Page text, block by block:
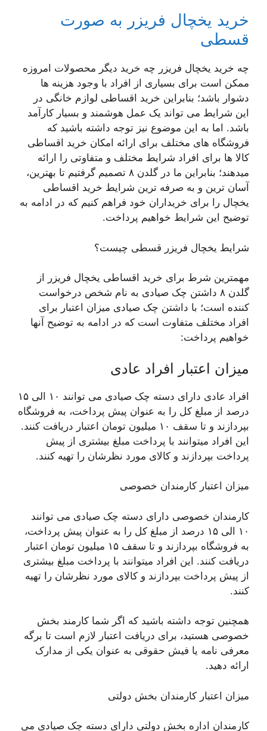
خرید یخچال فریزر به صورت
قسطی
چه خرید یخچال فریزر چه خرید دیگر محصولات امروزه
ممکن است برای بسیاری از افراد با وجود هزینه ها
دشوار باشد؛ بنابراین خرید اقساطی لوازم خانگی در
این شرایط می تواند یک عمل هوشمند و بسیار کارآمد
باشد. اما به این موضوع نیز توجه داشته باشید که
فروشگاه های مختلف برای ارائه امکان خرید اقساطی
کالا ها برای افراد شرایط مختلف و متفاوتی را ارائه
میدهند؛ بنابراین ما در گلدن ۸ تصمیم گرفتیم تا بهترین،
آسان ترین و به صرفه ترین شرایط خرید اقساطی
یخچال را برای خریداران خود فراهم کنیم که در ادامه به
توضیح این شرایط خواهیم پرداخت.
شرایط یخچال فریزر قسطی چیست؟
مهمترین شرط برای خرید اقساطی یخچال فریزر از
گلدن ۸ داشتن چک صیادی به نام شخص درخواست
کننده است؛ با داشتن چک صیادی میزان اعتبار برای
افراد مختلف متفاوت است که در ادامه به توضیح آنها
خواهیم پرداخت:
میزان اعتبار افراد عادی
افراد عادی دارای دسته چک صیادی می توانند ۱۰ الی ۱۵
درصد از مبلغ کل را به عنوان پیش پرداخت، به فروشگاه
بپردازند و تا سقف ۱۰ میلیون تومان اعتبار دریافت کنند.
این افراد میتوانند با پرداخت مبلغ بیشتری از پیش
پرداخت بپردازند و کالای مورد نظرشان را تهیه کنند.
میزان اعتبار کارمندان خصوصی
کارمندان خصوصی دارای دسته چک صیادی می توانند
۱۰ الی ۱۵ درصد از مبلغ کل را به عنوان پیش پرداخت،
به فروشگاه بپردازند و تا سقف ۱۵ میلیون تومان اعتبار
دریافت کنند. این افراد میتوانند با پرداخت مبلغ بیشتری
از پیش پرداخت بپردازند و کالای مورد نظرشان را تهیه
کنند.
همچنین توجه داشته باشید که اگر شما کارمند بخش
خصوصی هستید، برای دریافت اعتبار لازم است تا برگه
معرفی نامه یا فیش حقوقی به عنوان یکی از مدارک
ارائه دهید.
میزان اعتبار کارمندان بخش دولتی
کارمندان اداره بخش دولتی دارای دسته چک صیادی می